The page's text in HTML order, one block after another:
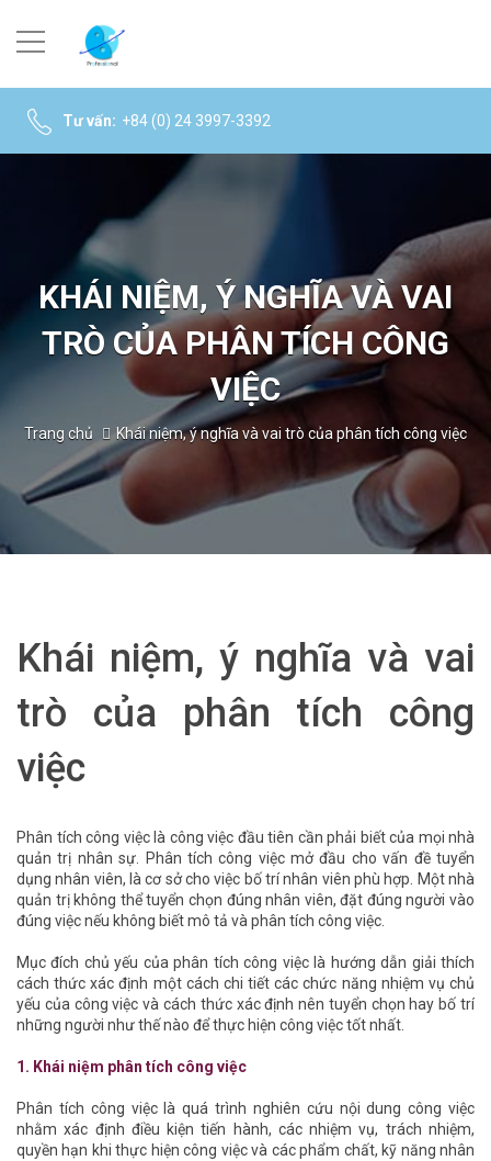
Tư vấn: +84 (0) 24 3997-3392
KHÁI NIỆM, Ý NGHĨA VÀ VAI
TRÒ CỦA PHÂN TÍCH CÔNG
VIỆC
Trang chủ Khái niệm, ý nghĩa và vai trò của phân tích công việc
Khái niệm, ý nghĩa và vai
trò của phân tích công
việc
Phân tích công việc là công việc đầu tiên cần phải biết của mọi nhà
quản trị nhân sự. Phân tích công việc mở đầu cho vấn đề tuyển
dụng nhân viên, là cơ sở cho việc bố trí nhân viên phù hợp. Một nhà
quản trị không thể tuyển chọn đúng nhân viên, đặt đúng người vào
đúng việc nếu không biết mô tả và phân tích công việc.
Mục đích chủ yếu của phân tích công việc là hướng dẫn giải thích
cách thức xác định một cách chi tiết các chức năng nhiệm vụ chủ
yếu của công việc và cách thức xác định nên tuyển chọn hay bố trí
những người như thế nào để thực hiện công việc tốt nhất.
1. Khái niệm phân tích công việc
Phân tích công việc là quá trình nghiên cứu nội dung công việc
nhằm xác định điều kiện tiến hành, các nhiệm vụ, trách nhiệm,
quyền hạn khi thực hiện công việc và các phẩm chất, kỹ năng nhân